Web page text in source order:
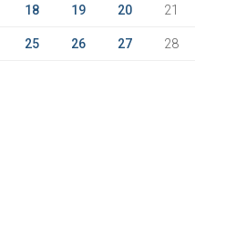
18 19 20 21
25 26 27 28